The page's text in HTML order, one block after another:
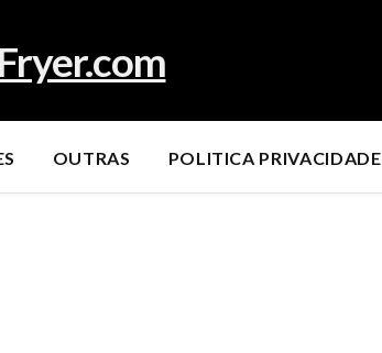
OUTRAS POLITICA PRIVACIDADE